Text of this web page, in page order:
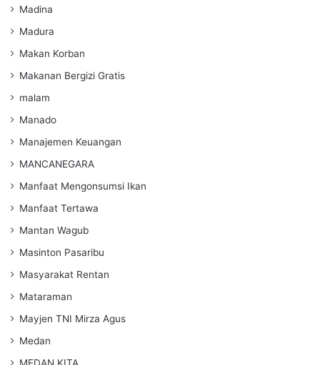
Madina
Madura
Makan Korban
Makanan Bergizi Gratis
malam
Manado
Manajemen Keuangan
MANCANEGARA
Manfaat Mengonsumsi Ikan
Manfaat Tertawa
Mantan Wagub
Masinton Pasaribu
Masyarakat Rentan
Mataraman
Mayjen TNI Mirza Agus
Medan